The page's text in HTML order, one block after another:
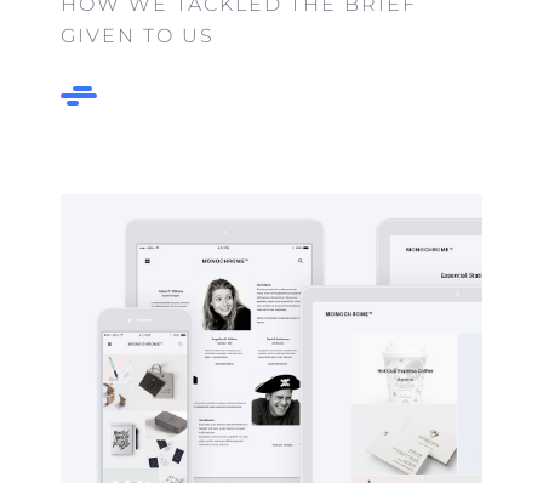
GIVEN TO US